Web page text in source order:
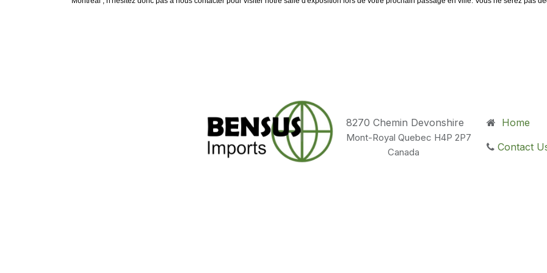
8270 Chemin Devonshire
Mont-Royal Quebec H4P 2P7
Canada
Home
Contact